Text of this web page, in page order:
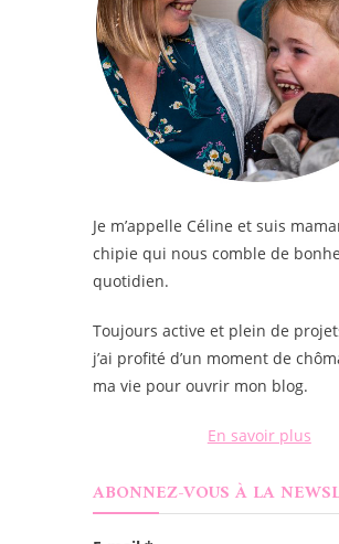
Je m’appelle Céline et suis
chipie qui nous comble de
quotidien.
Toujours active et plein de
j’ai profité d’un moment de
ma vie pour ouvrir mon blog.
En savoir plus
ABONNEZ-VOUS À LA